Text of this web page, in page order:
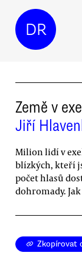
DR
Země v
Jiří
Milion lidí v
blízkých, kteří
počet hlasů
dohromady.
Zkopírovat